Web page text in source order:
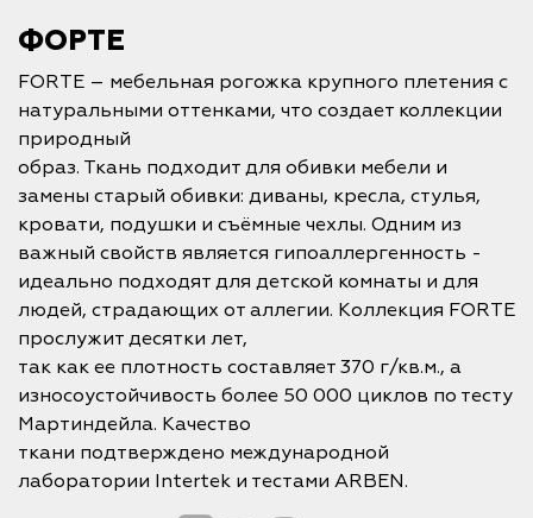
ФОРТЕ
FORTE – мебельная рогожка крупного плетения с
натуральными оттенками, что создает коллекции
природный
образ. Ткань подходит для обивки мебели и
замены старый обивки: диваны, кресла, стулья,
кровати, подушки и съёмные чехлы. Одним из
важный свойств является гипоаллергенность -
идеально подходят для детской комнаты и для
людей, страдающих от аллегии. Коллекция FORTE
прослужит десятки лет,
так как ее плотность составляет 370 г/кв.м., а
износоустойчивость более 50 000 циклов по тесту
Мартиндейла. Качество
ткани подтверждено международной
лаборатории Intertek и тестами ARBEN.